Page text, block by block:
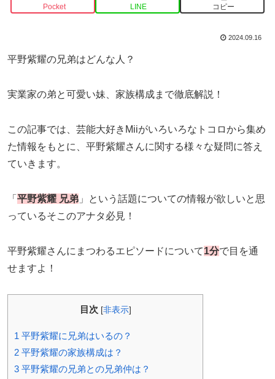
Pocket LINE コピー
2024.09.16
平野紫耀の兄弟はどんな人？
実業家の弟と可愛い妹、家族構成まで徹底解説！
この記事では、芸能大好きMiiがいろいろなトコロから集め
た情報をもとに、平野紫耀さんに関する様々な疑問に答え
ていきます。
「 平野紫耀 兄弟 」という話題についての情報が欲しいと思
っているそこのアナタ必見！
平野紫耀さんにまつわるエピソードについて1分で目を通
せますよ！
目次 [非表示]
1 平野紫耀に兄弟はいるの？
2 平野紫耀の家族構成は？
3 平野紫耀の兄弟との兄弟仲は？